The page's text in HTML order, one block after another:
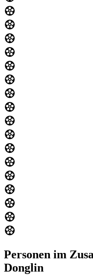
Personen im
Donglin